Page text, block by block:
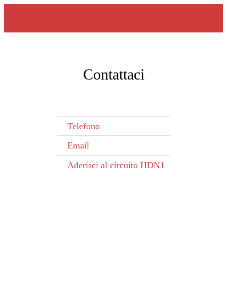
Contattaci
Telefono
Email
Aderisci al circuito HDN1